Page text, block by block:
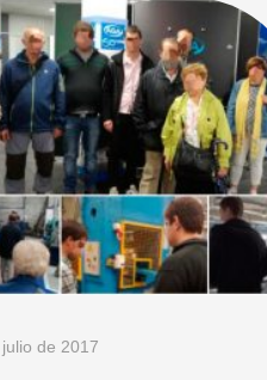
de 2017